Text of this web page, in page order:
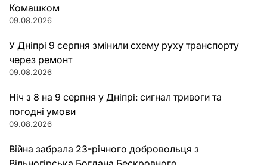
Комашком
09.08.2026
У Дніпрі 9 серпня змінили схему руху транспорту
через ремонт
09.08.2026
Ніч з 8 на 9 серпня у Дніпрі: сигнал тривоги та
погодні умови
09.08.2026
Війна забрала 23-річного добровольця з